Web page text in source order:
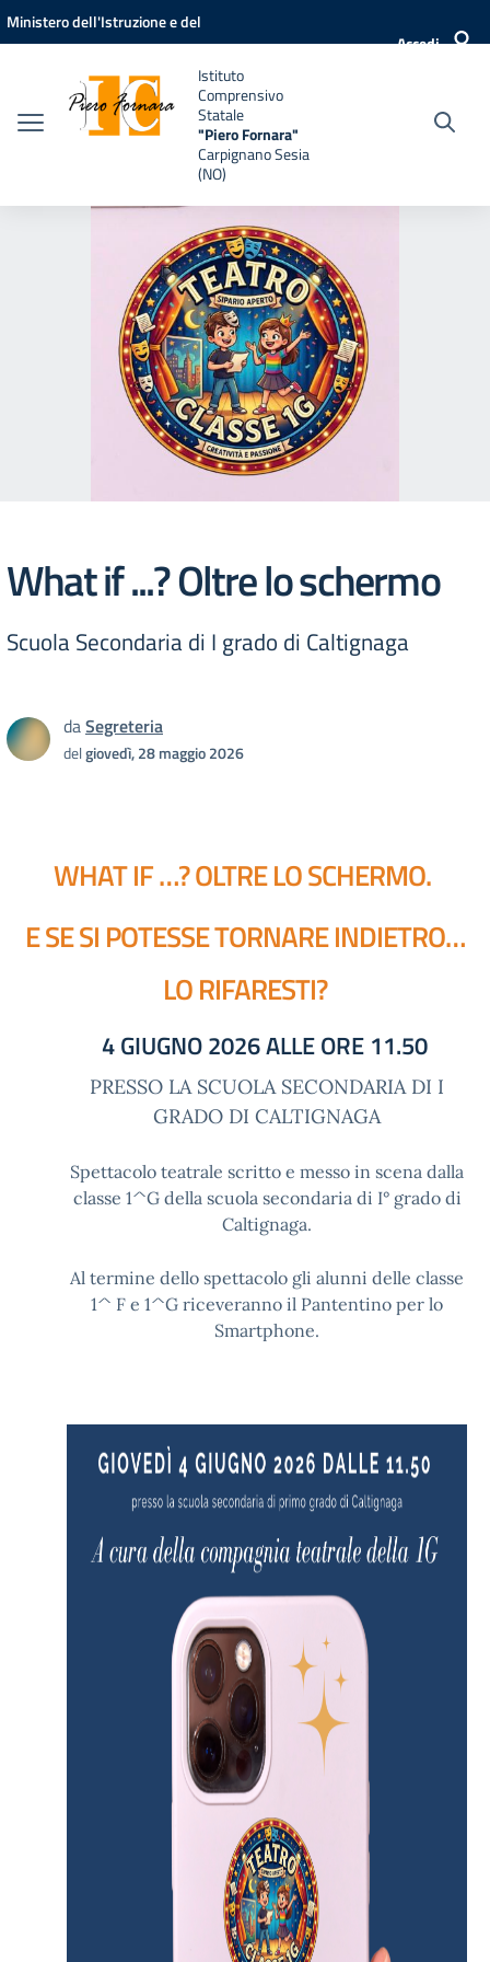
Vai ai contenuti
Vai al menu di navigazione
Vai al footer
Ministero dell'Istruzione e del
Accedi
Istituto
Comprensivo
Statale
"Piero Fornara"
Carpignano Sesia
(NO)
What if ...? Oltre lo schermo
Scuola Secondaria di I grado di Caltignaga
daSegreteria
delgiovedì, 28 maggio 2026
WHAT IF …? OLTRE LO SCHERMO.
E SE SI POTESSE TORNARE INDIETRO…
LO RIFARESTI?
4 GIUGNO 2026 ALLE ORE 11.50
PRESSO LA SCUOLA SECONDARIA DI I
GRADO DI CALTIGNAGA
Spettacolo teatrale scritto e messo in scena dalla
classe 1^G della scuola secondaria di I° grado di
Caltignaga.
Al termine dello spettacolo gli alunni delle classe
1^ F e 1^G riceveranno il Pantentino per lo
Smartphone.